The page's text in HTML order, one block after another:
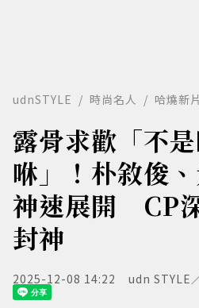
udnSTYLE 時尚名人 哈燒新片
露骨求歡「不
咻」！朴敘俊
神速展開 CP
封神
2025-12-08 14:22 udn STYLE